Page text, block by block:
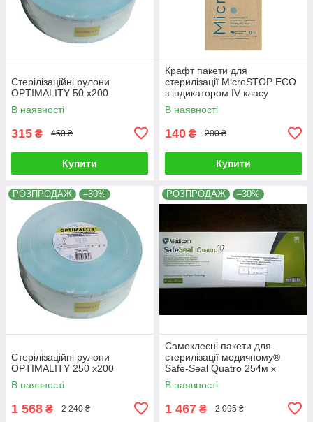
Стерілізаційні рулони
OPTIMALITY 50 x200
В наявності
315 ₴ 450 ₴
Купити
Крафт пакети для
стерилізації MicroSTOP ЕСО
з індикатором IV класу
100х200мм, 100 шт
В наявності
140 ₴ 200 ₴
Купити
РОЗПРОДАЖ –30%
Стерілізаційні рулони
OPTIMALITY 250 x200
В наявності
1 568 ₴ 2 240 ₴
РОЗПРОДАЖ –30%
Самоклеєні пакети для
стерилізації медичному®
Safe-Seal Quatro 254м х
356мм
В наявності
1 467 ₴ 2 095 ₴